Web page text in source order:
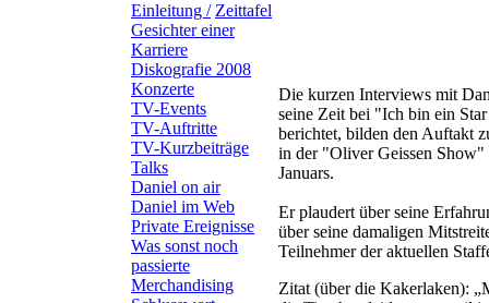
Einleitung / Zeittafel
Gesichter einer
Karriere
Diskografie 2008
Konzerte
TV-Events
TV-Auftritte
TV-Kurzbeiträge
Talks
Daniel on air
Daniel im Web
Private Ereignisse
Was sonst noch
passierte
Merchandising
Die kurzen Interviews mit
seine Zeit bei "Ich bin ein
berichtet, bilden den Auftakt
in der "Oliver Geissen Show"
Januars.
Er plaudert über seine
über seine damaligen
Teilnehmer der aktuellen
Zitat (über die Kakerlaken):